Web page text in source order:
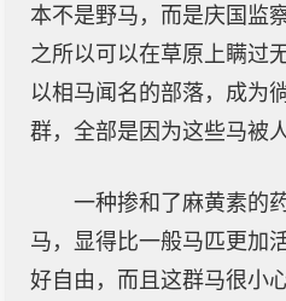
本不是野马，而是庆国监
之所以可以在草原上瞒过
以相马闻名的部落，成为
群，全部是因为这些马被
一种掺和了麻黄素的
马，显得比一般马匹更加
好自由，而且这群马很小